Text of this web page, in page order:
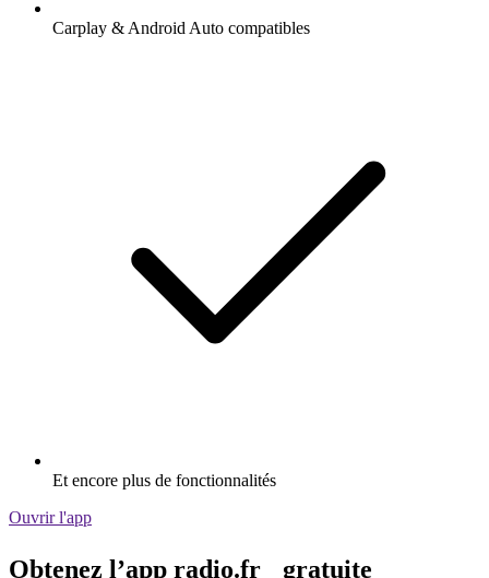
Carplay & Android Auto compatibles
Et encore plus de fonctionnalités
Ouvrir l'app
Obtenez l’app radio.fr gratuite